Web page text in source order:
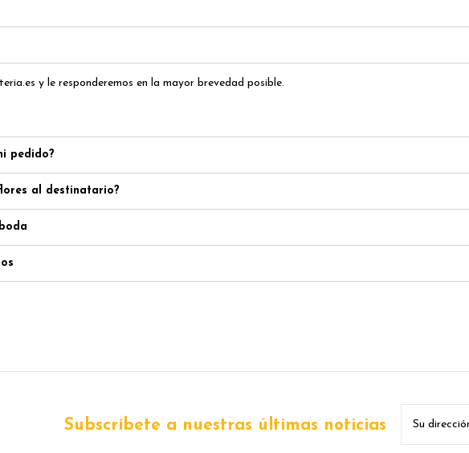
y le responderemos en la mayor brevedad posible.
pedido?
al destinatario?
Subscríbete a nuestras últimas noticias